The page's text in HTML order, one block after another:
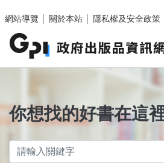
網站導覽
關於本站 隱私權及安全政策
你想找的好書在這